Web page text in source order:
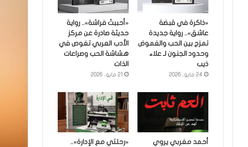
«ذاكرة في قبضة
عاشق».. رواية جديدة
تمزج بين الحب والغموض
وحدود الجنون لـ علاء
ذيب
24 مايو، 2026
«أحببتُ فراشة».. رواية
حديثة صادرة عن مركز
الأدب العربي تغوص في
هشاشة الحب وصراعات
الذات
21 مايو، 2026
أحمد مغربي يروي
«رحلتي مع الإدارة»..